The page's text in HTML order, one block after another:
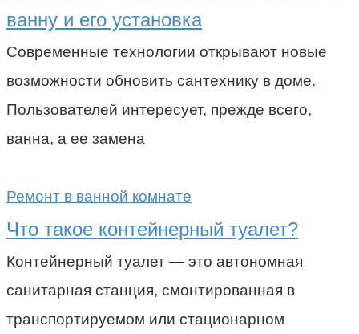
ванну и его установка
Современные технологии открывают новые
возможности обновить сантехнику в доме.
Пользователей интересует, прежде всего,
ванна, а ее замена
Ремонт в ванной комнате
Что такое контейнерный туалет?
Контейнерный туалет — это автономная
санитарная станция, смонтированная в
транспортируемом или стационарном